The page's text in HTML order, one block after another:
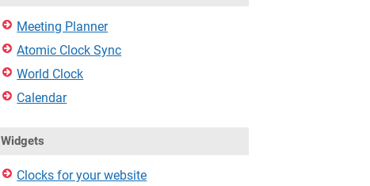
Meeting Planner
Atomic Clock Sync
World Clock
Calendar
Widgets
Clocks for your website